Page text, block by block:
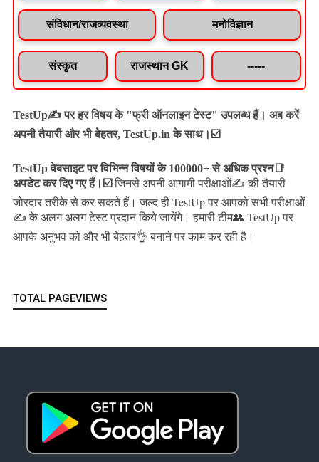
संविधान/राजव्यवस्था मनोविज्ञान
संस्कृत राजस्थान GK -----
TestUp✍️ पर हर विषय के "फ्री ऑनलाइन टेस्ट" उपलब्ध हैं। अब करें
अपनी तैयारी और भी बेहतर, TestUp.in के साथ।☑️
TestUp वेबसाइट पर विभिन्न विषयों के 100000+ से अधिक प्रश्न📑
अपडेट कर दिए गए हैं। ☑️ जिनसे अपनी आगामी परीक्षाओं✍️ की तैयारी
जोरदार तरीके से कर सकते हैं।जल्द ही TestUp पर आपको सभी परीक्षाओं
✍️ के अलग अलग टेस्ट प्रदान किये जायेंगे। हमारी टीम👥 TestUp पर
आपके अनुभव को और भी बेहतर👌 बनाने पर काम कर रही है।
TOTAL PAGEVIEWS